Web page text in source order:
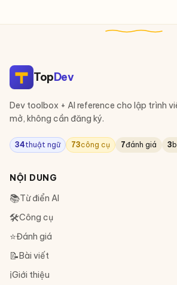
TopDev
Dev toolbox + AI reference cho lập trình
mở, không cần đăng ký.
34thuật ngữ 73công cụ 7đánh giá 3
NỘI DUNG
📚Từ điển AI
🛠Công cụ
⭐Đánh giá
📝Bài viết
ℹ️Giới thiệu